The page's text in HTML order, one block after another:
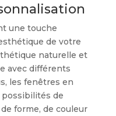
une touche
de votre
naturelle et
avec différents
les fenêtres en
de
forme, de couleur